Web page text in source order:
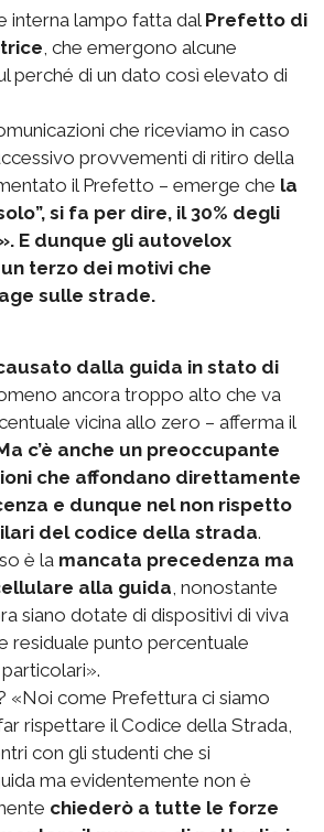
interna lampo fatta dal Prefetto di
, che emergono alcune
perché di un dato così elevato di
che riceviamo in caso
provvementi di ritiro della
il Prefetto – emerge che la
si fa per dire, il 30% degli
E dunque gli autovelox
terzo dei motivi che
sulle strade.
dalla guida in stato di
ancora troppo alto che va
vicina allo zero – afferma il
c’è anche un preoccupante
che affondano direttamente
e dunque nel non rispetto
del codice della strada.
è la mancata precedenza ma
alla guida , nonostante
siano dotate di dispositivi di viva
residuale punto percentuale
«Noi come Prefettura ci siamo
rispettare il Codice della Strada,
con gli studenti che si
ma evidentemente non è
chiederò a tutte le forze